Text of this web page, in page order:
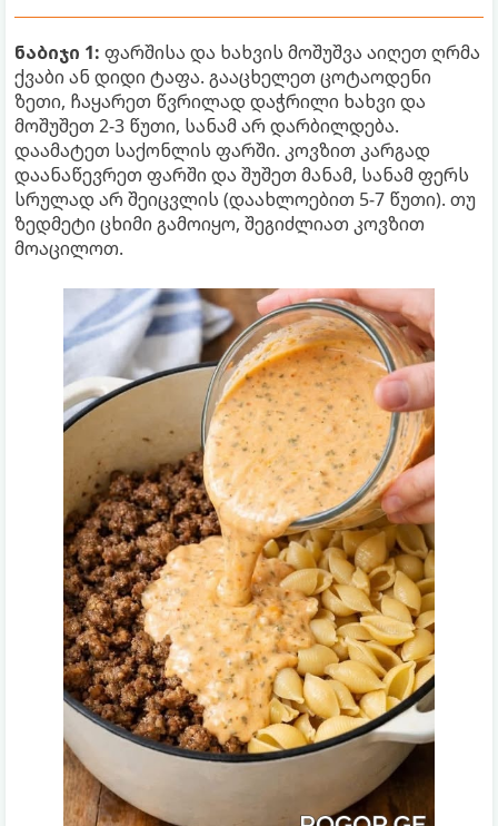
ნაბიჯი 1: ფარშისა და ხახვის მოშუშვა აიღეთ ღრმა
ქვაბი ან დიდი ტაფა. გააცხელეთ ცოტაოდენი
ზეთი, ჩაყარეთ წვრილად დაჭრილი ხახვი და
მოშუშეთ 2-3 წუთი, სანამ არ დარბილდება.
დაამატეთ საქონლის ფარში. კოვზით კარგად
დაანაწევრეთ ფარში და შუშეთ მანამ, სანამ ფერს
სრულად არ შეიცვლის (დაახლოებით 5-7 წუთი). თუ
ზედმეტი ცხიმი გამოიყო, შეგიძლიათ კოვზით
მოაცილოთ.